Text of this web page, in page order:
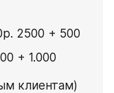
2500 + 500
+ 1.000
клиентам)